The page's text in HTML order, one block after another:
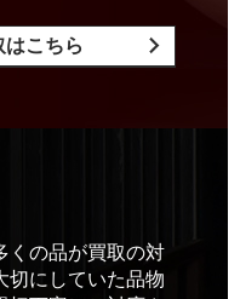
こちら
くの品が買取の対
切にしていた品物